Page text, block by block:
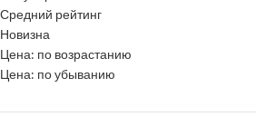
Средний рейтинг
Новизна
Цена: по возрастанию
Цена: по убыванию